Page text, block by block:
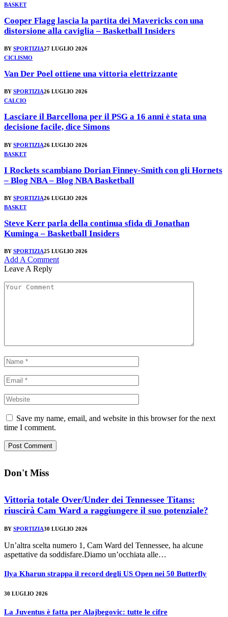
BASKET
Cooper Flagg lascia la partita dei Mavericks con una
distorsione alla caviglia – Basketball Insiders
BY SPORTIZIA27 LUGLIO 2026
CICLISMO
Van Der Poel ottiene una vittoria elettrizzante
BY SPORTIZIA26 LUGLIO 2026
CALCIO
Lasciare il Barcellona per il PSG a 16 anni è stata una
decisione facile, dice Simons
BY SPORTIZIA26 LUGLIO 2026
BASKET
I Rockets scambiano Dorian Finney-Smith con gli Hornets
– Blog NBA – Blog NBA Basketball
BY SPORTIZIA26 LUGLIO 2026
BASKET
Steve Kerr parla della continua sfida di Jonathan
Kuminga – Basketball Insiders
BY SPORTIZIA25 LUGLIO 2026
Add A Comment
Leave A Reply
Save my name, email, and website in this browser for the next
time I comment.
Don't Miss
Vittoria totale Over/Under dei Tennessee Titans:
riuscirà Cam Ward a raggiungere il suo potenziale?
BY SPORTIZIA30 LUGLIO 2026
Un’altra scelta numero 1, Cam Ward del Tennessee, ha alcune
aspettative da soddisfare.Diamo un’occhiata alle…
Ilya Kharun strappa il record degli US Open nei 50 Butterfly
30 LUGLIO 2026
La Juventus è fatta per Alajbegovic: tutte le cifre